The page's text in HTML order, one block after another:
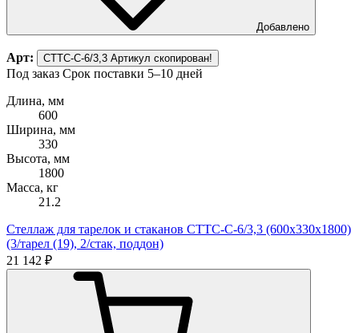
Добавлено
Арт: СТТС-С-6/3,3 Артикул скопирован!
Под заказ Срок поставки 5–10 дней
Длина, мм
600
Ширина, мм
330
Высота, мм
1800
Масса, кг
21.2
Стеллаж для тарелок и стаканов СТТС-С-6/3,3 (600х330х1800)
(3/тарел (19), 2/стак, поддон)
21 142 ₽